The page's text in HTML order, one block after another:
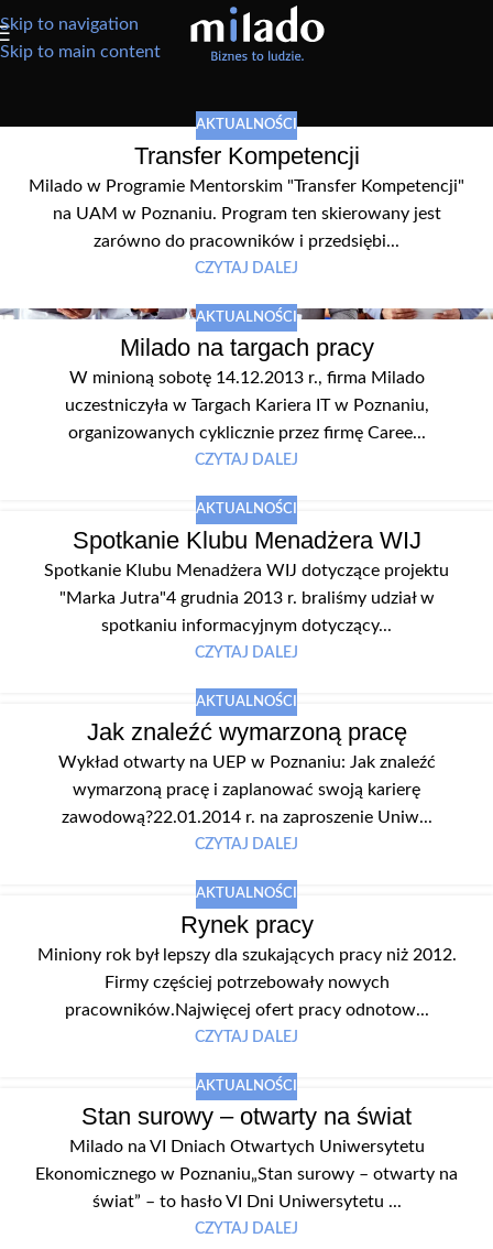
Skip to navigation
Skip to main content
AKTUALNOŚCI
Transfer Kompetencji
Milado w Programie Mentorskim "Transfer Kompetencji"
na UAM w Poznaniu. Program ten skierowany jest
zarówno do pracowników i przedsiębi...
CZYTAJ DALEJ
AKTUALNOŚCI
Milado na targach pracy
W minioną sobotę 14.12.2013 r., firma Milado
uczestniczyła w Targach Kariera IT w Poznaniu,
organizowanych cyklicznie przez firmę Caree...
CZYTAJ DALEJ
AKTUALNOŚCI
Spotkanie Klubu Menadżera WIJ
Spotkanie Klubu Menadżera WIJ dotyczące projektu
"Marka Jutra"4 grudnia 2013 r. braliśmy udział w
spotkaniu informacyjnym dotyczący...
CZYTAJ DALEJ
AKTUALNOŚCI
Jak znaleźć wymarzoną pracę
Wykład otwarty na UEP w Poznaniu: Jak znaleźć
wymarzoną pracę i zaplanować swoją karierę
zawodową?22.01.2014 r. na zaproszenie Uniw...
CZYTAJ DALEJ
AKTUALNOŚCI
Rynek pracy
Miniony rok był lepszy dla szukających pracy niż 2012.
Firmy częściej potrzebowały nowych
pracowników.Najwięcej ofert pracy odnotow...
CZYTAJ DALEJ
AKTUALNOŚCI
Stan surowy – otwarty na świat
Milado na VI Dniach Otwartych Uniwersytetu
Ekonomicznego w Poznaniu„Stan surowy – otwarty na
świat” – to hasło VI Dni Uniwersytetu ...
CZYTAJ DALEJ